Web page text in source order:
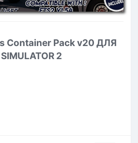
Container Pack v20 ДЛЯ
2